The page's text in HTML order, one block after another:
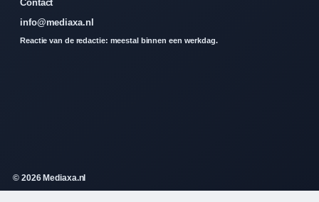
Contact
info@mediaxa.nl
Reactie van de redactie: meestal binnen een werkdag.
© 2026 Mediaxa.nl